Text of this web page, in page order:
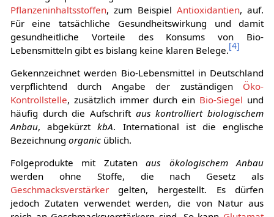
Pflanzeninhaltsstoffen, zum Beispiel Antioxidantien, auf.
Für eine tatsächliche Gesundheitswirkung und damit
gesundheitliche Vorteile des Konsums von Bio-
Lebensmitteln gibt es bislang keine klaren Belege.[4]
Gekennzeichnet werden Bio-Lebensmittel in Deutschland
verpflichtend durch Angabe der zuständigen Öko-
Kontrollstelle, zusätzlich immer durch ein Bio-Siegel und
häufig durch die Aufschrift aus kontrolliert biologischem
Anbau, abgekürztkbA. International ist die englische
Bezeichnung organicüblich.
Folgeprodukte mit Zutatenaus ökologischem Anbau
werden ohne Stoffe, die nach Gesetz als
Geschmacksverstärkergelten, hergestellt. Es dürfen
jedoch Zutaten verwendet werden, die von Natur aus